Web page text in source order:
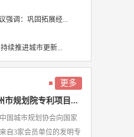
强调：巩固拓展经...
续推进城市更新...
更多
市规划院专利项目...
国城市规划协会向国家
自3家会员单位的发明专